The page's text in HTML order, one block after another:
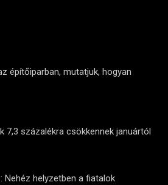
építőiparban, mutatjuk, hogyan
7,3 százalékra csökkennek januártól
Nehéz helyzetben a fiatalok